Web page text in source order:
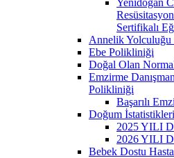
Sertifikalı
Annelik
Ebe Polikliniği
Doğal Olan
Emzirme
Polikliniği
Başarılı
Doğum İstatistikleri
2025 YILI
2026 YILI
Bebek Dostu